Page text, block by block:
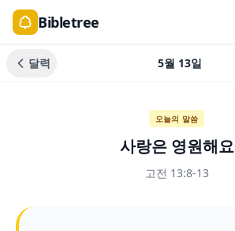
Bibletree
달력 5월 13일
오늘의 말씀
사랑은 영원해요
고전 13:8-13